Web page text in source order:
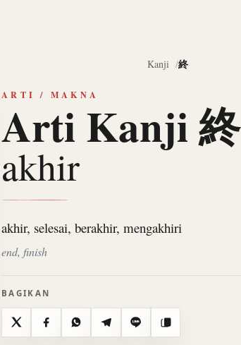
Kanji 終
ARTI / MAKNA
Arti Kanji 終
akhir
akhir, selesai, berakhir, mengakhiri
end, finish
BAGIKAN
X FacebookWhatsAppTelegramLine Salin